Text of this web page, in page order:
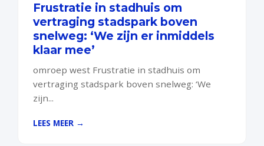
Frustratie in stadhuis om
vertraging stadspark boven
snelweg: ‘We zijn er inmiddels
klaar mee’
omroep west Frustratie in stadhuis om
vertraging stadspark boven snelweg: ‘We
zijn...
LEES MEER →